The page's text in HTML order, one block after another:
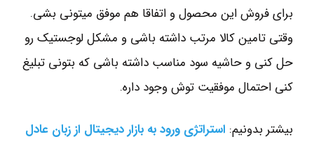
برای فروش این محصول و اتفاقا هم موفق میتونی بشی.
وقتی تامین کالا مرتب داشته باشی و مشکل لوجستیک رو
حل کنی و حاشیه سود مناسب داشته باشی که بتونی تبلیغ
کنی احتمال موفقیت توش وجود داره.
بیشتر بدونیم: استراتژی ورود به بازار دیجیتال از زبان عادل